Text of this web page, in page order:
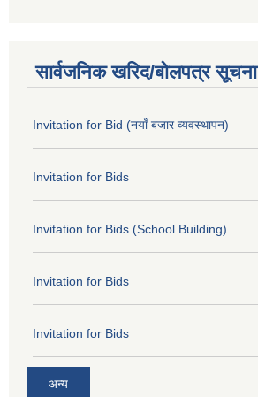
सार्वजनिक खरिद/बोलपत्र सूचना
Invitation for Bid (नयाँ बजार व्यवस्थापन)
Invitation for Bids
Invitation for Bids (School Building)
Invitation for Bids
Invitation for Bids
अन्य